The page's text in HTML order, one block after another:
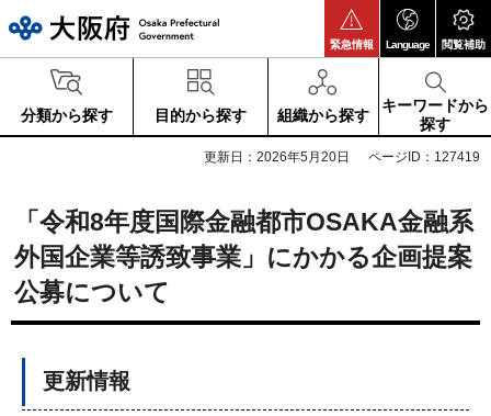
緊急情報 Language 閲覧補助
分類から探す 目的から探す 組織から探す
キーワードから
探す
更新日：2026年5月20日 ページID：127419
「令和8年度国際金融都市OSAKA金融系
外国企業等誘致事業」にかかる企画提案
公募について
更新情報